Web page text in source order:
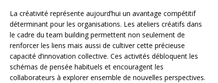
La créativité représente aujourd’hui un avantage compétitif
déterminant pour les organisations. Les ateliers créatifs dans
le cadre du team building permettent non seulement de
renforcer les liens mais aussi de cultiver cette précieuse
capacité d’innovation collective. Ces activités débloquent les
schémas de pensée habituels et encouragent les
collaborateurs à explorer ensemble de nouvelles perspectives.